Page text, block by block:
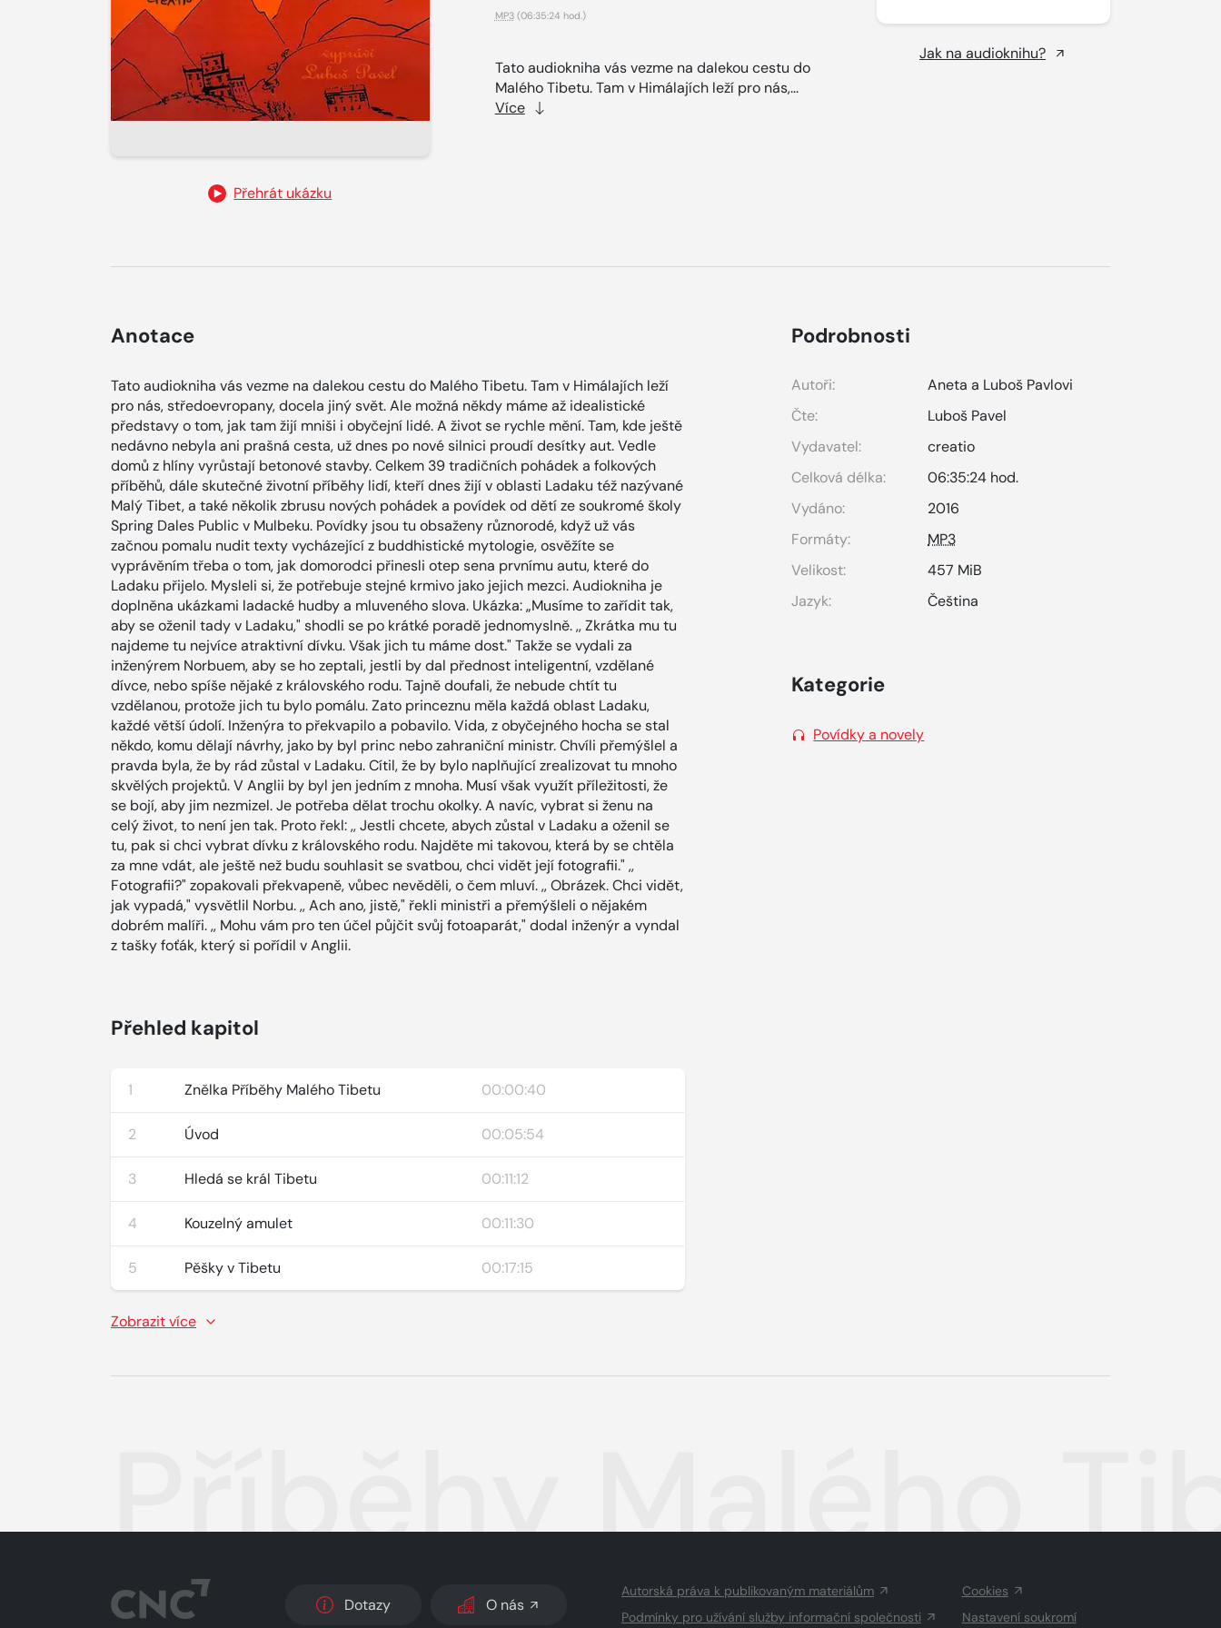
Přehrát ukázku
MP3(06:35:24 hod.)
Tato audiokniha vás vezme na dalekou cestu do
Malého Tibetu. Tam v Himálajích leží pro nás,...
Více
Jak na audioknihu?
Anotace
Tato audiokniha vás vezme na dalekou cestu do Malého Tibetu. Tam v Himálajích leží
pro nás, středoevropany, docela jiný svět. Ale možná někdy máme až idealistické
představy o tom, jak tam žijí mniši i obyčejní lidé. A život se rychle mění. Tam, kde ještě
nedávno nebyla ani prašná cesta, už dnes po nové silnici proudí desítky aut. Vedle
domů z hlíny vyrůstají betonové stavby. Celkem 39 tradičních pohádek a folkových
příběhů, dále skutečné životní příběhy lidí, kteří dnes žijí v oblasti Ladaku též nazývané
Malý Tibet, a také několik zbrusu nových pohádek a povídek od dětí ze soukromé školy
Spring Dales Public v Mulbeku. Povídky jsou tu obsaženy různorodé, když už vás
začnou pomalu nudit texty vycházející z buddhistické mytologie, osvěžíte se
vyprávěním třeba o tom, jak domorodci přinesli otep sena prvnímu autu, které do
Ladaku přijelo. Mysleli si, že potřebuje stejné krmivo jako jejich mezci. Audiokniha je
doplněna ukázkami ladacké hudby a mluveného slova. Ukázka: „Musíme to zařídit tak,
aby se oženil tady v Ladaku," shodli se po krátké poradě jednomyslně. ,, Zkrátka mu tu
najdeme tu nejvíce atraktivní dívku. Však jich tu máme dost." Takže se vydali za
inženýrem Norbuem, aby se ho zeptali, jestli by dal přednost inteligentní, vzdělané
dívce, nebo spíše nějaké z královského rodu. Tajně doufali, že nebude chtít tu
vzdělanou, protože jich tu bylo pomálu. Zato princeznu měla každá oblast Ladaku,
každé větší údolí. Inženýra to překvapilo a pobavilo. Vida, z obyčejného hocha se stal
někdo, komu dělají návrhy, jako by byl princ nebo zahraniční ministr. Chvíli přemýšlel a
pravda byla, že by rád zůstal v Ladaku. Cítil, že by bylo naplňující zrealizovat tu mnoho
skvělých projektů. V Anglii by byl jen jedním z mnoha. Musí však využít příležitosti, že
se bojí, aby jim nezmizel. Je potřeba dělat trochu okolky. A navíc, vybrat si ženu na
celý život, to není jen tak. Proto řekl: ,, Jestli chcete, abych zůstal v Ladaku a oženil se
tu, pak si chci vybrat dívku z královského rodu. Najděte mi takovou, která by se chtěla
za mne vdát, ale ještě než budu souhlasit se svatbou, chci vidět její fotografii." ,,
Fotografii?" zopakovali překvapeně, vůbec nevěděli, o čem mluví. ,, Obrázek. Chci vidět,
jak vypadá," vysvětlil Norbu. ,, Ach ano, jistě," řekli ministři a přemýšleli o nějakém
dobrém malíři. ,, Mohu vám pro ten účel půjčit svůj fotoaparát," dodal inženýr a vyndal
z tašky foťák, který si pořídil v Anglii.
Přehled kapitol
1 Znělka Příběhy Malého Tibetu 00:00:40
2 Úvod 00:05:54
3 Hledá se král Tibetu 00:11:12
4 Kouzelný amulet 00:11:30
5 Pěšky v Tibetu 00:17:15
Zobrazit více
Podrobnosti
Autoři:
Aneta a Luboš Pavlovi
Čte:
Luboš Pavel
Vydavatel:
creatio
Celková délka:
06:35:24 hod.
Vydáno:
2016
Formáty:
MP3
Velikost:
457 MiB
Jazyk:
Čeština
Kategorie
Povídky a novely
Příběhy Malého
Dotazy O nás
Autorská práva k publikovaným materiálům
Podmínky pro užívání služby informační společnosti
Cookies
Nastavení soukromí